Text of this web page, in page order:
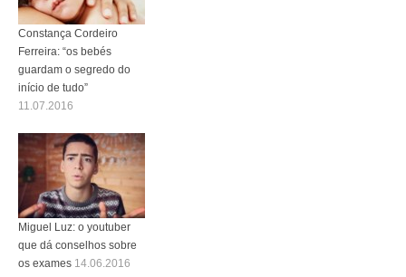
Constança Cordeiro
Ferreira: “os bebés
guardam o segredo do
início de tudo”
11.07.2016
Miguel Luz: o youtuber
que dá conselhos sobre
os exames 14.06.2016